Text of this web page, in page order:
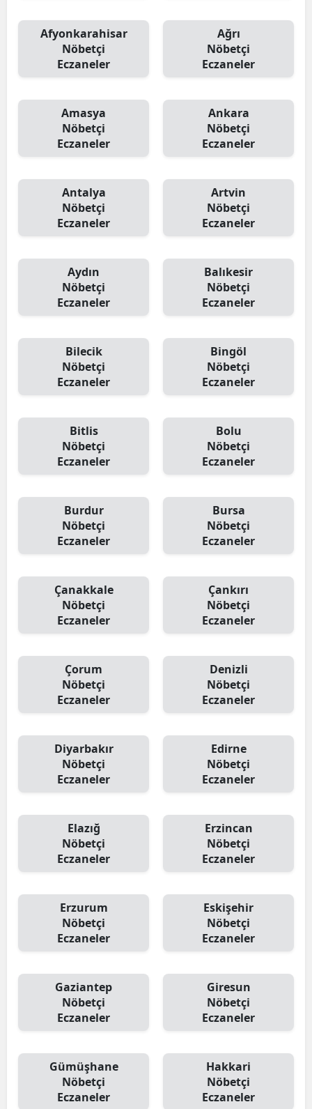
Afyonkarahisar
Nöbetçi
Eczaneler
Ağrı
Nöbetçi
Eczaneler
Amasya
Nöbetçi
Eczaneler
Ankara
Nöbetçi
Eczaneler
Antalya
Nöbetçi
Eczaneler
Artvin
Nöbetçi
Eczaneler
Aydın
Nöbetçi
Eczaneler
Balıkesir
Nöbetçi
Eczaneler
Bilecik
Nöbetçi
Eczaneler
Bingöl
Nöbetçi
Eczaneler
Bitlis
Nöbetçi
Eczaneler
Bolu
Nöbetçi
Eczaneler
Burdur
Nöbetçi
Eczaneler
Bursa
Nöbetçi
Eczaneler
Çanakkale
Nöbetçi
Eczaneler
Çankırı
Nöbetçi
Eczaneler
Çorum
Nöbetçi
Eczaneler
Denizli
Nöbetçi
Eczaneler
Diyarbakır
Nöbetçi
Eczaneler
Edirne
Nöbetçi
Eczaneler
Elazığ
Nöbetçi
Eczaneler
Erzincan
Nöbetçi
Eczaneler
Erzurum
Nöbetçi
Eczaneler
Eskişehir
Nöbetçi
Eczaneler
Gaziantep
Nöbetçi
Eczaneler
Giresun
Nöbetçi
Eczaneler
Gümüşhane
Nöbetçi
Eczaneler
Hakkari
Nöbetçi
Eczaneler